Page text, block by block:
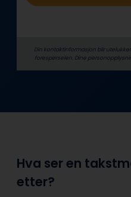
Din kontaktinformasjon blir
forespørselen. Dine
Hva ser en
etter?